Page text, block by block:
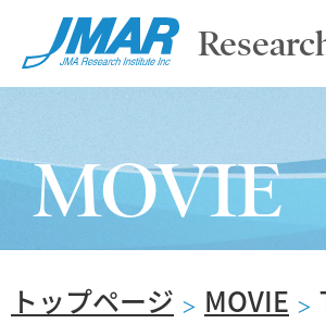
ABOUT
SERVICE
MOVIE
トップページ ＞ MOVIE ＞